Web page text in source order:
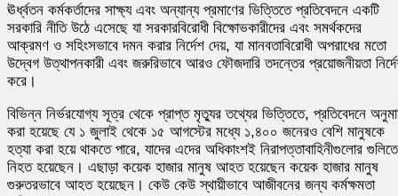
ঊর্ধ্বতন কর্মকর্তাদের সাক্ষ্য এবং অন্যান্য প্রমাণের ভিত্তিতে প্রতিবেদনে একটি
সরকারি নীতি উঠে এসেছে যা সরকারবিরোধী বিক্ষোভকারীদের এবং সমর্থকদের
আক্রমণ ও সহিংসভাবে দমন করার নির্দেশ দেয়, যা মানবতাবিরোধী অপরাধের মতো
উদ্বেগ উত্থাপনকারী এবং জরুরিভাবে আরও ফৌজদারি তদন্তের প্রয়োজনীয়তা
করে।
বিভিন্ন নির্ভরযোগ্য সূত্র থেকে প্রাপ্ত মৃত্যুর তথ্যের ভিত্তিতে, প্রতিবেদনে
করা হয়েছে যে ১ জুলাই থেকে ১৫ আগস্টের মধ্যে ১,৪০০ জনেরও বেশি মানুষকে
হত্যা করা হয়ে থাকতে পারে, যাদের এদের অধিকাংশই নিরাপত্তাবাহিনীগুলোর গুলিতে
নিহত হয়েছেন। এছাড়া কয়েক হাজার মানুষ আহত হয়েছেন কয়েক হাজার মানুষ
গুরুতরভাবে আহত হয়েছেন। কেউ কেউ স্থায়ীভাবে আজীবনের জন্য কর্মক্ষমতা